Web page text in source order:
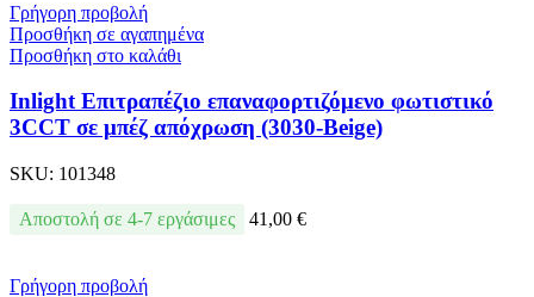
Γρήγορη προβολή
Προσθήκη σε αγαπημένα
Προσθήκη στο καλάθι
Inlight Επιτραπέζιο επαναφορτιζόμενο φωτιστικό
3CCT σε μπέζ απόχρωση (3030-Beige)
SKU: 101348
Αποστολή σε 4-7 εργάσιμες 41,00 €
Γρήγορη προβολή